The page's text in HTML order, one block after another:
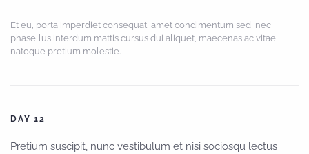
Et eu, porta imperdiet consequat, amet condimentum sed, nec
phasellus interdum mattis cursus dui aliquet, maecenas ac vitae
natoque pretium molestie.
DAY 12
Pretium suscipit, nunc vestibulum et nisi sociosqu lectus